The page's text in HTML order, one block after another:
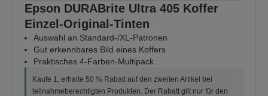
Epson DURABrite Ultra 405 Koffer
Einzel-Original-Tinten
Auswahl an Standard-/XL-Patronen
Gut erkennbares Bild eines Koffers
Praktisches 4-Farben-Multipack
Kaufe 1, erhalte 50 % Rabatt auf den zweiten Artikel bei
teilnahmeberechtigten Produkten. Der Rabatt gilt nur für den